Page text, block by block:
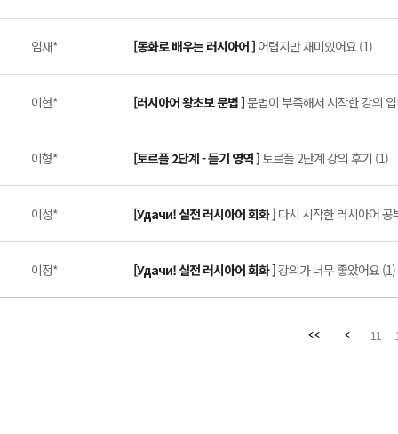
임재* [동화로 배우는 러시아어 ] 어렵지만 재미있어요 (1)
이현* [러시아어 왕초보 문법 ]문법이 부족해서 시작한 강의
이형* [토르플 2단계 - 듣기 영역 ] 토르플 2단계 강의 후기 (1)
이성* [Удачи! 실전 러시아어 회화 ] 다시 시작한 러시아어 공
이정* [Удачи! 실전 러시아어 회화 ]강의가 너무 좋았어요 (1)
11